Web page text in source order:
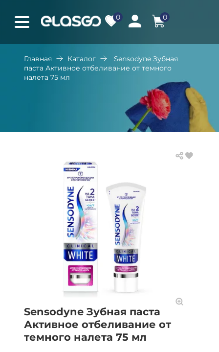
0 0
Главная Каталог
Sensodyne Зубная
паста Активное отбеливание от темного
налета 75 мл
Sensodyne Зубная паста
Активное отбеливание от
темного налета 75 мл